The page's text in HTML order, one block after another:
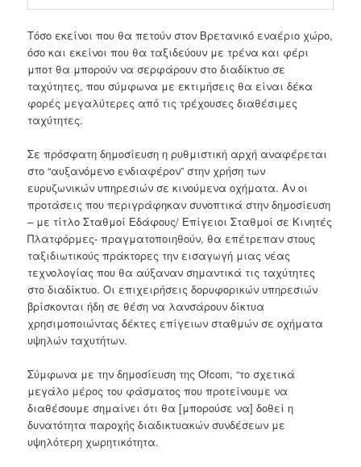
Τόσο εκείνοι που θα πετούν στον Βρετανικό εναέριο χώρο,
όσο και εκείνοι που θα ταξιδεύουν με τρένα και φέρι
μποτ θα μπορούν να σερφάρουν στο διαδίκτυο σε
ταχύτητες, που σύμφωνα με εκτιμήσεις θα είναι δέκα
φορές μεγαλύτερες από τις τρέχουσες διαθέσιμες
ταχύτητες.
Σε πρόσφατη δημοσίευση η ρυθμιστική αρχή αναφέρεται
στο “αυξανόμενο ενδιαφέρον” στην χρήση των
ευρυζωνικών υπηρεσιών σε κινούμενα οχήματα. Αν οι
προτάσεις που περιγράφηκαν συνοπτικά στην δημοσίευση
– με τίτλο Σταθμοί Εδάφους/ Επίγειοι Σταθμοί σε Κινητές
Πλατφόρμες- πραγματοποιηθούν, θα επέτρεπαν στους
ταξιδιωτικούς πράκτορες την εισαγωγή μιας νέας
τεχνολογίας που θα αύξαναν σημαντικά τις ταχύτητες
στο διαδίκτυο. Οι επιχειρήσεις δορυφορικών υπηρεσιών
βρίσκονται ήδη σε θέση να λανσάρουν δίκτυα
χρησιμοποιώντας δέκτες επίγειων σταθμών σε οχήματα
υψηλών ταχυτήτων.
Σύμφωνα με την δημοσίευση της Ofcom, “το σχετικά
μεγάλο μέρος του φάσματος που προτείνουμε να
διαθέσουμε σημαίνει ότι θα [μπορούσε να] δοθεί η
δυνατότητα παροχής διαδικτυακών συνδέσεων με
υψηλότερη χωρητικότητα.